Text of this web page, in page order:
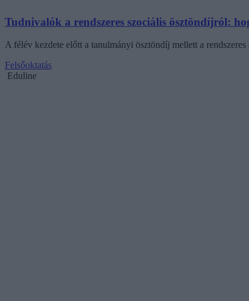
Tudnivalók a rendszeres szociális ösztöndíjról:
A félév kezdete előtt a tanulmányi ösztöndíj mellett a
Felsőoktatás
Eduline